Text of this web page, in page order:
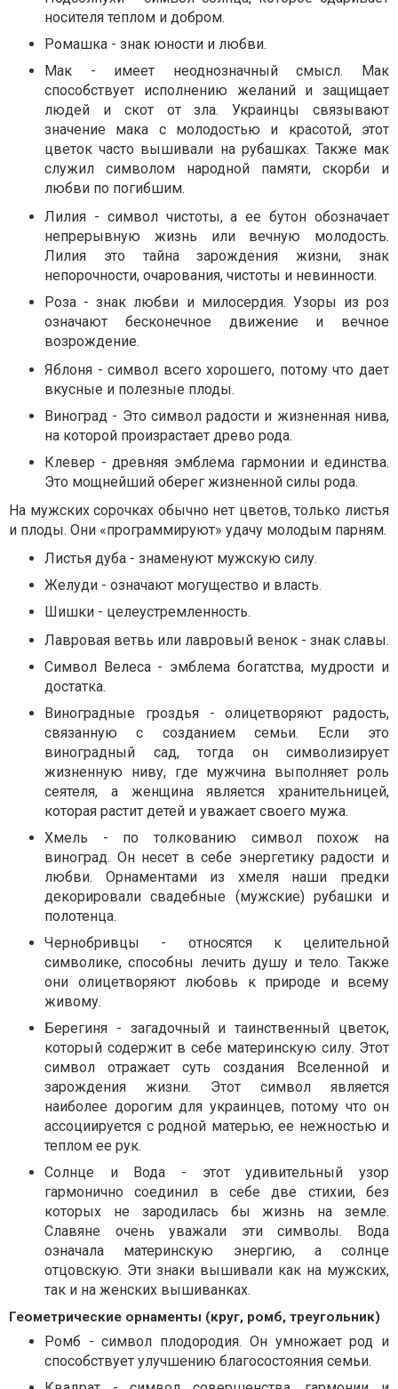
носителя теплом и добром.
Ромашка - знак юности и любви.
Мак - имеет неоднозначный смысл. Мак
способствует исполнению желаний и защищает
людей и скот от зла. Украинцы связывают
значение мака с молодостью и красотой, этот
цветок часто вышивали на рубашках. Также мак
служил символом народной памяти, скорби и
любви по погибшим.
Лилия - символ чистоты, а ее бутон обозначает
непрерывную жизнь или вечную молодость.
Лилия это тайна зарождения жизни, знак
непорочности, очарования, чистоты и невинности.
Роза - знак любви и милосердия. Узоры из роз
означают бесконечное движение и вечное
возрождение.
Яблоня - символ всего хорошего, потому что дает
вкусные и полезные плоды.
Виноград - Это символ радости и жизненная нива,
на которой произрастает древо рода.
Клевер - древняя эмблема гармонии и единства.
Это мощнейший оберег жизненной силы рода.
На мужских сорочках обычно нет цветов, только листья
и плоды. Они «программируют» удачу молодым парням.
Листья дуба - знаменуют мужскую силу.
Желуди - означают могущество и власть.
Шишки - целеустремленность.
Лавровая ветвь или лавровый венок - знак славы.
Символ Велеса - эмблема богатства, мудрости и
достатка.
Виноградные гроздья - олицетворяют радость,
связанную с созданием семьи. Если это
виноградный сад, тогда он символизирует
жизненную ниву, где мужчина выполняет роль
сеятеля, а женщина является хранительницей,
которая растит детей и уважает своего мужа.
Хмель - по толкованию символ похож на
виноград. Он несет в себе энергетику радости и
любви. Орнаментами из хмеля наши предки
декорировали свадебные (мужские) рубашки и
полотенца.
Чернобривцы - относятся к целительной
символике, способны лечить душу и тело. Также
они олицетворяют любовь к природе и всему
живому.
Берегиня - загадочный и таинственный цветок,
который содержит в себе материнскую силу. Этот
символ отражает суть создания Вселенной и
зарождения жизни. Этот символ является
наиболее дорогим для украинцев, потому что он
ассоциируется с родной матерью, ее нежностью и
теплом ее рук.
Солнце и Вода - этот удивительный узор
гармонично соединил в себе две стихии, без
которых не зародилась бы жизнь на земле.
Славяне очень уважали эти символы. Вода
означала материнскую энергию, а солнце
отцовскую. Эти знаки вышивали как на мужских,
так и на женских вышиванках.
Геометрические орнаменты (круг, ромб, треугольник)
Ромб - символ плодородия. Он умножает род и
способствует улучшению благосостояния семьи.